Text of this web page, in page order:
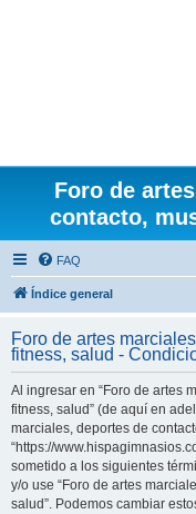
Foro de
contacto,
FAQ
Índice general
Foro de artes
fitness, salud -
Al ingresar en “Foro de artes
fitness, salud” (de aquí en
marciales, deportes de
“https://
sometido a los siguientes
y/o use “Foro de artes
salud”. Podemos cambiar